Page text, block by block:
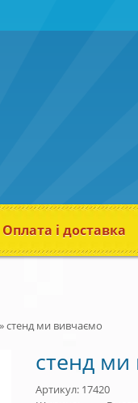
Оплата і доставка
»стенд ми вивчаємо
стенд
Артикул: 17420